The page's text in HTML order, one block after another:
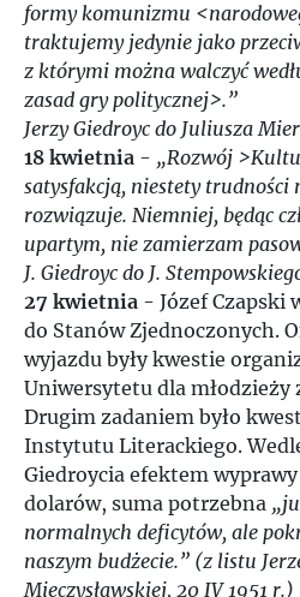
formy komunizmu
traktujemy jedynie jako
z którymi można walczyć
zasad gry politycznej>.”
Jerzy Giedroyc do Juliusza
18 kwietnia - „Rozwój
satysfakcją, niestety trudności
rozwiązuje. Niemniej, będąc
upartym, nie zamierzam
J. Giedroyc do J.
27 kwietnia - Józef Czapski
do Stanów Zjednoczonych.
wyjazdu były kwestie
Uniwersytetu dla młodzieży
Drugim zadaniem było
Instytutu Literackiego.
Giedroycia efektem
dolarów, suma potrzebna
normalnych deficytów, ale
naszym budżecie.” (z listu
Mieczysławskiej, 20 IV 1951 r.)